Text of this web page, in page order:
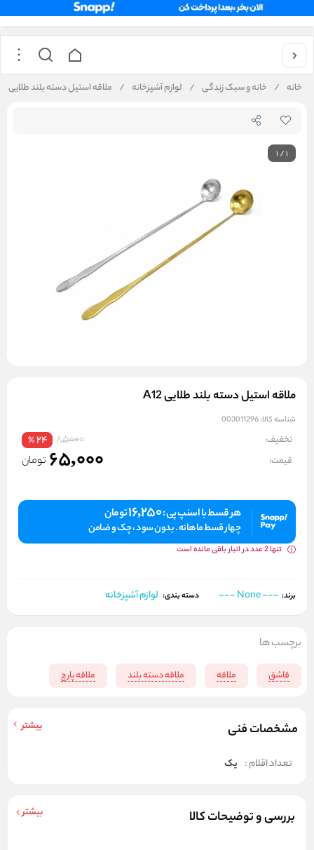
خانه / خانه و سبک زندگی / لوازم آشپزخانه / ملاقه استیل دسته بلند طلایی A12
1/1
ملاقه استیل دسته بلند طلایی A12
شناسه کالا:003011296
تخفیف: 85000
24
%
قیمت: 65,000 تومان
هر قسط با اسنپ پی :16,250تومان
چهار قسط ماهانه . بدون سود ، چک و ضامن
تنها 2 عدد در انبار باقی مانده است
برند: --- None --- دسته بندی: لوازم آشپزخانه
مشخصات فنی بیشتر
تعداد اقلام : یک
بررسی و توضیحات کالا بیشتر
برچسب ها
قاشق ملاقه ملاقه دسته بلند ملاقه پارچ